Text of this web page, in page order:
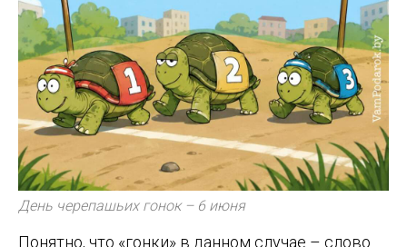
День черепашьих гонок – 6 июня
Понятно, что «гонки» в данном случае – слово